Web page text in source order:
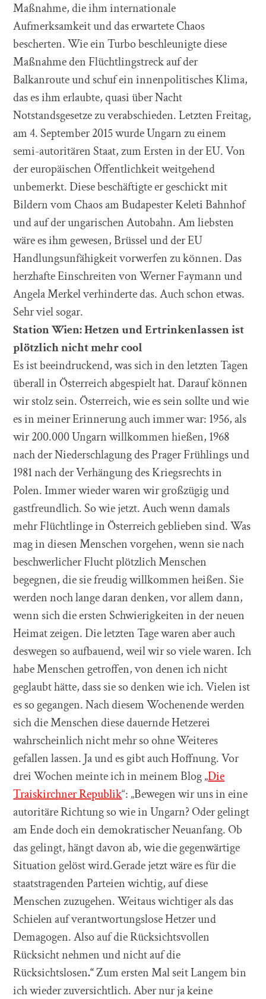
Maßnahme, die ihm internationale
Aufmerksamkeit und das erwartete Chaos
bescherten. Wie ein Turbo beschleunigte diese
Maßnahme den Flüchtlingstreck auf der
Balkanroute und schuf ein innenpolitisches Klima,
das es ihm erlaubte, quasi über Nacht
Notstandsgesetze zu verabschieden. Letzten Freitag,
am 4. September 2015 wurde Ungarn zu einem
semi-autoritären Staat, zum Ersten in der EU. Von
der europäischen Öffentlichkeit weitgehend
unbemerkt. Diese beschäftigte er geschickt mit
Bildern vom Chaos am Budapester Keleti Bahnhof
und auf der ungarischen Autobahn. Am liebsten
wäre es ihm gewesen, Brüssel und der EU
Handlungsunfähigkeit vorwerfen zu können. Das
herzhafte Einschreiten von Werner Faymann und
Angela Merkel verhinderte das. Auch schon etwas.
Sehr viel sogar.
Station Wien: Hetzen und Ertrinkenlassen ist
plötzlich nicht mehr cool
Es ist beeindruckend, was sich in den letzten Tagen
überall in Österreich abgespielt hat. Darauf können
wir stolz sein. Österreich, wie es sein sollte und wie
es in meiner Erinnerung auch immer war: 1956, als
wir 200.000 Ungarn willkommen hießen, 1968
nach der Niederschlagung des Prager Frühlings und
1981 nach der Verhängung des Kriegsrechts in
Polen. Immer wieder waren wir großzügig und
gastfreundlich. So wie jetzt. Auch wenn damals
mehr Flüchtlinge in Österreich geblieben sind. Was
mag in diesen Menschen vorgehen, wenn sie nach
beschwerlicher Flucht plötzlich Menschen
begegnen, die sie freudig willkommen heißen. Sie
werden noch lange daran denken, vor allem dann,
wenn sich die ersten Schwierigkeiten in der neuen
Heimat zeigen. Die letzten Tage waren aber auch
deswegen so aufbauend, weil wir so viele waren. Ich
habe Menschen getroffen, von denen ich nicht
geglaubt hätte, dass sie so denken wie ich. Vielen ist
es so gegangen. Nach diesem Wochenende werden
sich die Menschen diese dauernde Hetzerei
wahrscheinlich nicht mehr so ohne Weiteres
gefallen lassen. Ja und es gibt auch Hoffnung. Vor
drei Wochen meinte ich in meinem Blog „Die
Traiskirchner Republik“: „Bewegen wir uns in eine
autoritäre Richtung so wie in Ungarn? Oder gelingt
am Ende doch ein demokratischer Neuanfang. Ob
das gelingt, hängt davon ab, wie die gegenwärtige
Situation gelöst wird.Gerade jetzt wäre es für die
staatstragenden Parteien wichtig, auf diese
Menschen zuzugehen. Weitaus wichtiger als das
Schielen auf verantwortungslose Hetzer und
Demagogen. Also auf die Rücksichtsvollen
Rücksicht nehmen und nicht auf die
Rücksichtslosen.“Zum ersten Mal seit Langem bin
ich wieder zuversichtlich. Aber nur ja keine